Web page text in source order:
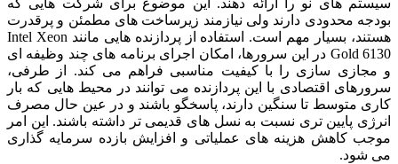
سیستم های نو را ارائه دهند. این موضوع برای شرکت هایی که
بودجه محدودی دارند ولی نیازمند زیرساخت های مطمئن و پرقدرت
هستند، بسیار مهم است. استفاده از پردازنده هایی مانند Intel Xeon
Gold 6130 در این سرورها، امکان اجرای برنامه های چند وظیفه ای
و مجازی سازی را با کیفیت مناسبی فراهم می کند. از طرفی،
سرورهای اقتصادی با این پردازنده می توانند در محیط هایی که بار
کاری متوسط تا سنگین دارند، پاسخگو باشند و در عین حال مصرف
انرژی پایین تری نسبت به نسل های قدیمی تر داشته باشند. این امر
موجب کاهش هزینه های عملیاتی و افزایش بازده سرمایه گذاری
می شود.